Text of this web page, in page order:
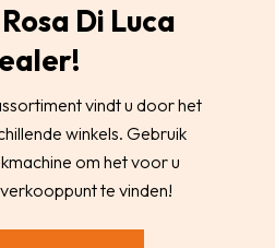
Di Luca
vindt u door het
winkels. Gebruik
om het voor u
te vinden!